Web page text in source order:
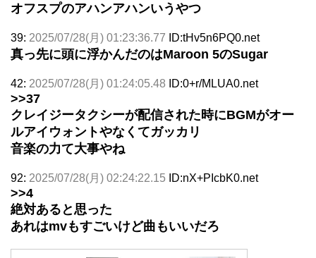
オフスプのアハンアハンいうやつ
39: 2025/07/28(月) 01:23:36.77 ID:tHv5n6PQ0.net
真っ先に頭に浮かんだのはMaroon 5のSugar
42: 2025/07/28(月) 01:24:05.48 ID:0+r/MLUA0.net
>>37
クレイジータクシーが配信された時にBGMがオー
ルアイウォントやなくてガッカリ
音楽の力て大事やね
92: 2025/07/28(月) 02:24:22.15 ID:nX+PIcbK0.net
>>4
絶対あると思った
あれはmvもすごいけど曲もいいだろ